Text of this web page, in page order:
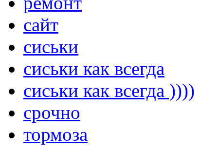
сайт
сиськи
сиськи как всегда
сиськи как всегда ))))
срочно
тормоза